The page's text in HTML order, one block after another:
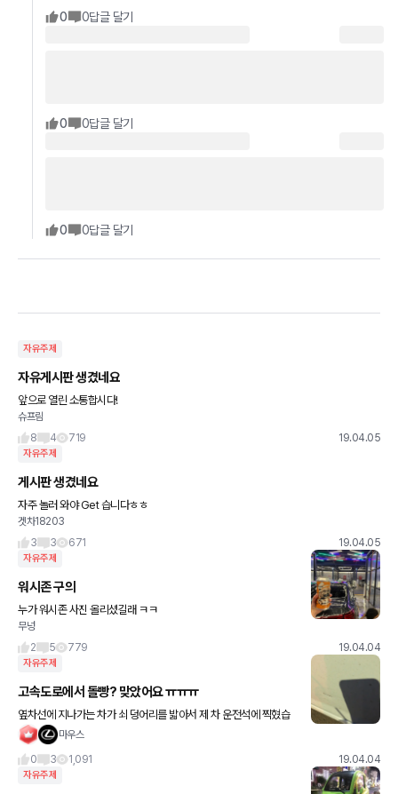
0 0답글 달기
0 0답글 달기
0 0답글 달기
자유주제
자유게시판 생겼네요
앞으로 열린 소통합시다!
슈프림
8
4 719 19.04.05
자유주제
게시판 생겼네요
자주 놀러 와야 Get 습니다ㅎㅎ
겟차18203
3
3 671 19.04.05
자유주제
워시존 구의
누가 워시존 사진 올리셨길래 ㅋㅋ
무넝
2
5 779 19.04.04
자유주제
고속도로에서 돌빵? 맞았어요 ㅠㅠㅠ
옆차선에 지나가는 차가 쇠 덩어리를 밟아서 제 차 운전석에 찍혔습
니다 ㅠㅠㅠ 밤이라 블박에 번호판도 안찍혔... ㅠ
마우스
0
3 1,091 19.04.04
자유주제